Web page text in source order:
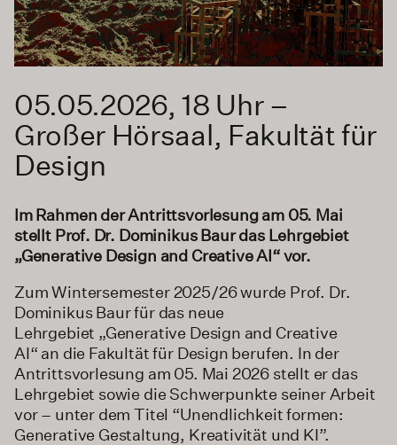
05.05.2026, 18 Uhr –
Großer Hörsaal, Fakultät für
Design
Im Rahmen der Antrittsvorlesung am 05. Mai
stellt Prof. Dr. Dominikus Baur das Lehrgebiet
„Generative Design and Creative AI“ vor.
Zum Wintersemester 2025/26 wurde Prof. Dr.
Dominikus Baur für das neue
Lehrgebiet „Generative Design and Creative
AI“ an die Fakultät für Design berufen. In der
Antrittsvorlesung am 05. Mai 2026 stellt er das
Lehrgebiet sowie die Schwerpunkte seiner Arbeit
vor – unter dem Titel “Unendlichkeit formen:
Generative Gestaltung, Kreativität und KI”.